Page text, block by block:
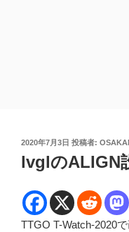
投
稿
日:
2020年7月3日 投稿者:
lvglのALIGN
TTGO T-Watch-2020